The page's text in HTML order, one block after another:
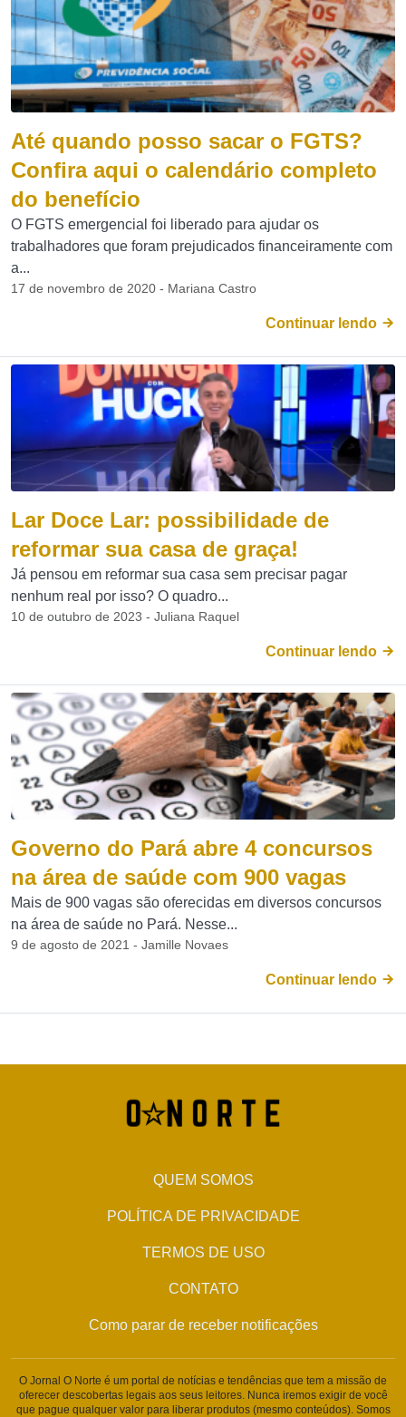
Até quando posso sacar o FGTS?
Confira aqui o calendário completo
do benefício
O FGTS emergencial foi liberado para ajudar os
trabalhadores que foram prejudicados financeiramente com
a...
17 de novembro de 2020 - Mariana Castro
Continuar lendo
Lar Doce Lar: possibilidade de
reformar sua casa de graça!
Já pensou em reformar sua casa sem precisar pagar
nenhum real por isso? O quadro...
10 de outubro de 2023 - Juliana Raquel
Continuar lendo
Governo do Pará abre 4 concursos
na área de saúde com 900 vagas
Mais de 900 vagas são oferecidas em diversos concursos
na área de saúde no Pará. Nesse...
9 de agosto de 2021 - Jamille Novaes
Continuar lendo
QUEM SOMOS
POLÍTICA DE PRIVACIDADE
TERMOS DE USO
CONTATO
Como parar de receber notificações
O Jornal O Norte é um portal de notícias e tendências que tem a missão de
oferecer descobertas legais aos seus leitores. Nunca iremos exigir de você
que pague qualquer valor para liberar produtos (mesmo conteúdos). Somos